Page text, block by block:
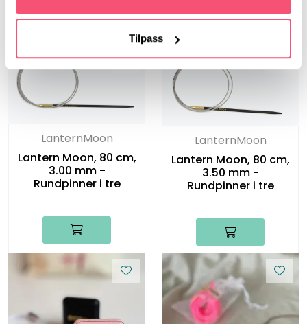
Tilpass
LanternMoon
Lantern Moon, 80 cm,
3.00 mm -
Rundpinner i tre
LanternMoon
Lantern Moon, 80 cm,
3.50 mm -
Rundpinner i tre